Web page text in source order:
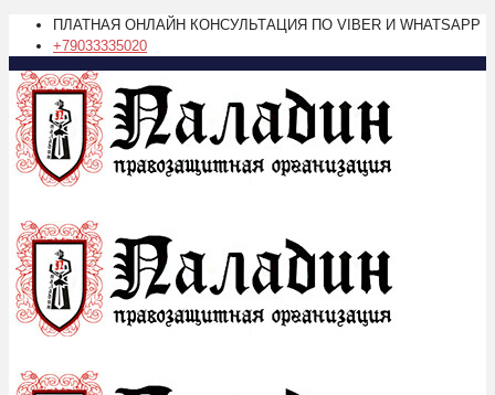
ПЛАТНАЯ ОНЛАЙН КОНСУЛЬТАЦИЯ ПО VIBER И WHATSAPP
+79033335020